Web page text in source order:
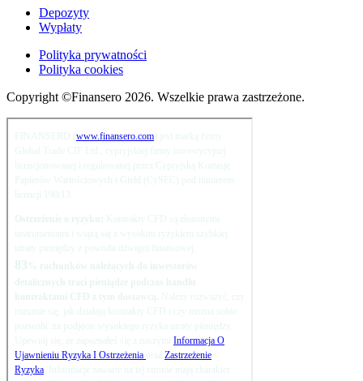
Depozyty
Wypłaty
Polityka prywatności
Polityka cookies
Copyright ©Finansero 2026. Wszelkie prawa zastrzeżone.